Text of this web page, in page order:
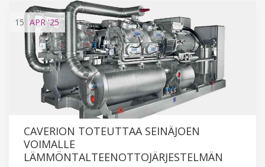
15 APR'25
CAVERION TOTEUTTAA SEINÄJOEN
VOIMALLE
LÄMMÖNTALTEENOTTOJÄRJESTELMÄN